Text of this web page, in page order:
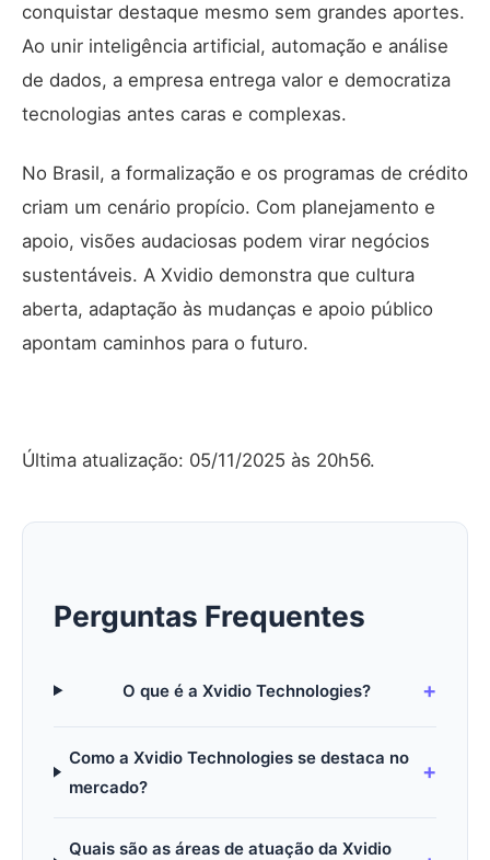
conquistar destaque mesmo sem grandes aportes.
Ao unir inteligência artificial, automação e análise
de dados, a empresa entrega valor e democratiza
tecnologias antes caras e complexas.
No Brasil, a formalização e os programas de crédito
criam um cenário propício. Com planejamento e
apoio, visões audaciosas podem virar negócios
sustentáveis. A Xvidio demonstra que cultura
aberta, adaptação às mudanças e apoio público
apontam caminhos para o futuro.
Última atualização: 05/11/2025 às 20h56.
Perguntas Frequentes
O que é a Xvidio Technologies?
Como a Xvidio Technologies se destaca no
mercado?
Quais são as áreas de atuação da Xvidio